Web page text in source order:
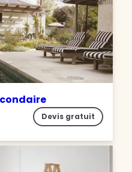
Devis gratuit